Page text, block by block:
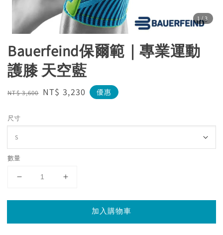
1 /3
Bauerfeind保爾範｜專業運動
護膝 天空藍
Regular
NT$ 3,600 Sale
NT$ 3,230 優惠
尺寸
數量
加入購物車